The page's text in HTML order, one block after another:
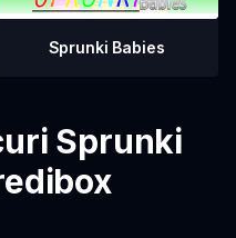
Sprunki Babies
Sprunki